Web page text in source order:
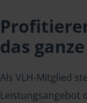
das
Als VLH-Mitglied
Leistungsangebot